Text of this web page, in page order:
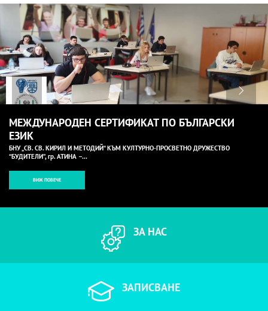
МЕЖДУНАРОДЕН СЕРТИФИКАТ ПО БЪЛГАРСКИ
ЕЗИК
БНУ „СВ. СВ. КИРИЛ И МЕТОДИЙ“ КЪМ КУЛТУРНО-ПРОСВЕТНО ДРУЖЕСТВО
“БУДИТЕЛИ”, гр. АТИНА –…
ВИЖ ПОВЕЧЕ
ЗА НАС
ЗАПИСВАНЕ